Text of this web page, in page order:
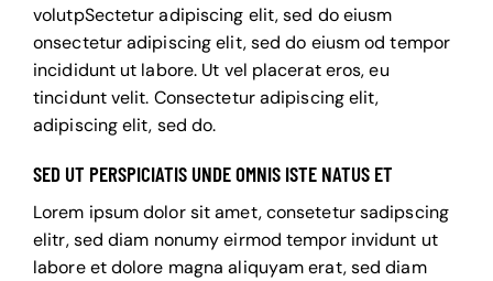
volutpSectetur adipiscing elit, sed do eiusm
onsectetur adipiscing elit, sed do eiusm od tempor
incididunt ut labore. Ut vel placerat eros, eu
tincidunt velit. Consectetur adipiscing elit,
adipiscing elit, sed do.
SED UT PERSPICIATIS UNDE OMNIS ISTE NATUS ET
Lorem ipsum dolor sit amet, consetetur sadipscing
elitr, sed diam nonumy eirmod tempor invidunt ut
labore et dolore magna aliquyam erat, sed diam